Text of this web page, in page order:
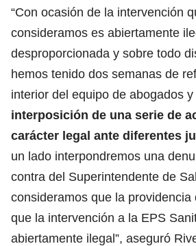
“Con ocasión de la intervención
consideramos es abiertamente
desproporcionada y sobre todo
hemos tenido dos semanas de
interior del equipo de abogados y
interposición de una serie de
carácter legal ante diferentes
un lado interpondremos una
contra del Superintendente de
consideramos que la providencia
que la intervención a la EPS
abiertamente ilegal”, aseguró